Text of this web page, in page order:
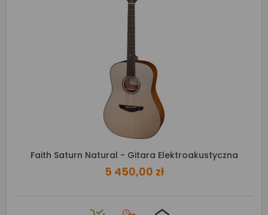
Faith Saturn Natural - Gitara Elektroakustyczna
5 450,00 zł